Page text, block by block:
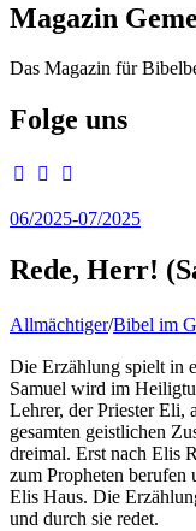
Magazin
Das Magazin für
Folge uns
06/2025-07/2025
Rede, Herr!
Allmächtiger/Bibel im
Die Erzählung spielt in
Samuel wird im
Lehrer, der Priester Eli,
gesamten geistlichen
dreimal. Erst nach Elis
zum Propheten berufen
Elis Haus. Die
und durch sie redet.